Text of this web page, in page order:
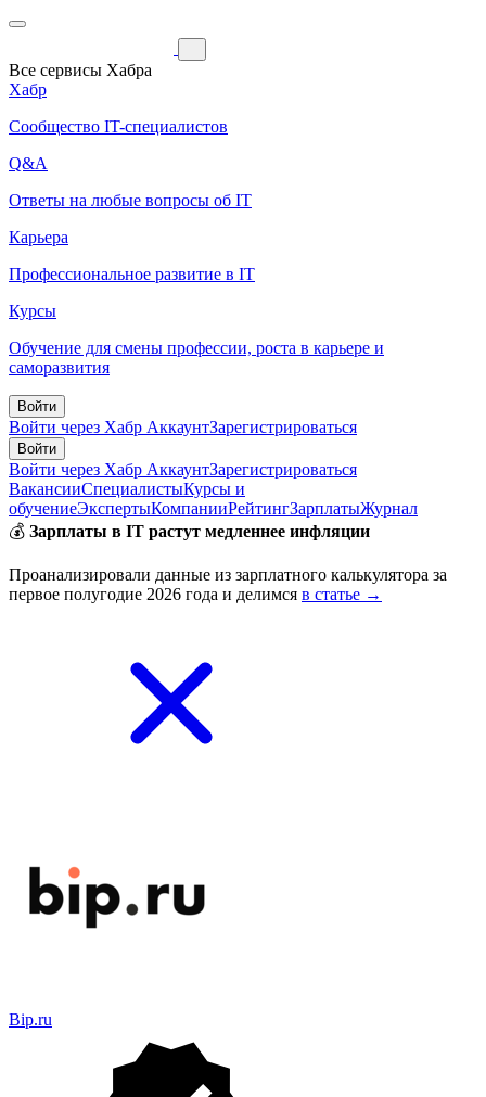
Все сервисы Хабра
Хабр
Сообщество IT-специалистов
Q&A
Ответы на любые вопросы об IT
Карьера
Профессиональное развитие в IT
Курсы
Обучение для смены профессии, роста в карьере и
саморазвития
Войти
Войти через Хабр АккаунтЗарегистрироваться
Войти
Войти через Хабр АккаунтЗарегистрироваться
ВакансииСпециалистыКурсы и
обучениеЭкспертыКомпанииРейтингЗарплатыЖурнал
💰 Зарплаты в IT растут медленнее инфляции
Проанализировали данные из зарплатного калькулятора за
первое полугодие 2026 года и делимся в статье →
Bip.ru